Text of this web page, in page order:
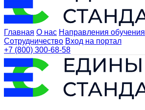
Главная О нас Направления обучения
Сотрудничество Вход на портал
+7 (800) 300-68-58